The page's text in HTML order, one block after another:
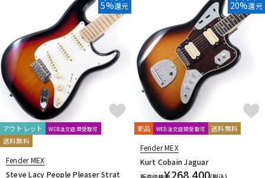
5%還元
アウトレット WEB注文店頭受取可
送料無料
Fender MEX
Steve Lacy People Pleaser Strat
20%還元
新品 WEB注文店頭受取可 送料無料
Fender MEX
Kurt Cobain Jaguar
¥268,400